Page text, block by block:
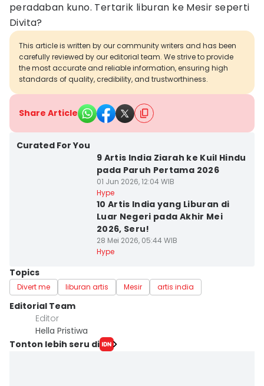
peradaban kuno. Tertarik liburan ke Mesir seperti
Divita?
This article is written by our community writers and has been
carefully reviewed by our editorial team. We strive to provide
the most accurate and reliable information, ensuring high
standards of quality, credibility, and trustworthiness.
Share Article
Curated For You
9 Artis India Ziarah ke Kuil Hindu
pada Paruh Pertama 2026
01 Jun 2026, 12:04 WIB
Hype
10 Artis India yang Liburan di
Luar Negeri pada Akhir Mei
2026, Seru!
28 Mei 2026, 05:44 WIB
Hype
Topics
Divert me liburan artis Mesir artis india
Editorial Team
Editor
Hella Pristiwa
Tonton lebih seru di